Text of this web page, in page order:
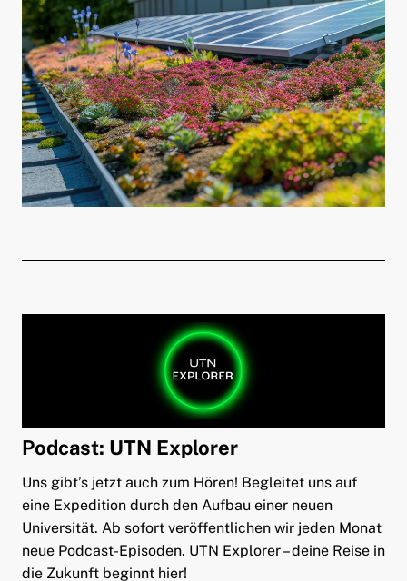
Podcast: UTN Explorer
Uns gibt’s jetzt auch zum Hören! Begleitet uns auf
eine Expedition durch den Aufbau einer neuen
Universität. Ab sofort veröffentlichen wir jeden Monat
neue Podcast-Episoden. UTN Explorer – deine Reise in
die Zukunft beginnt hier!